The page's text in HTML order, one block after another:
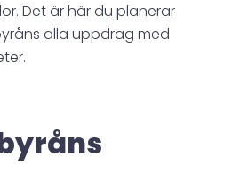
Det är här du planerar
alla uppdrag med